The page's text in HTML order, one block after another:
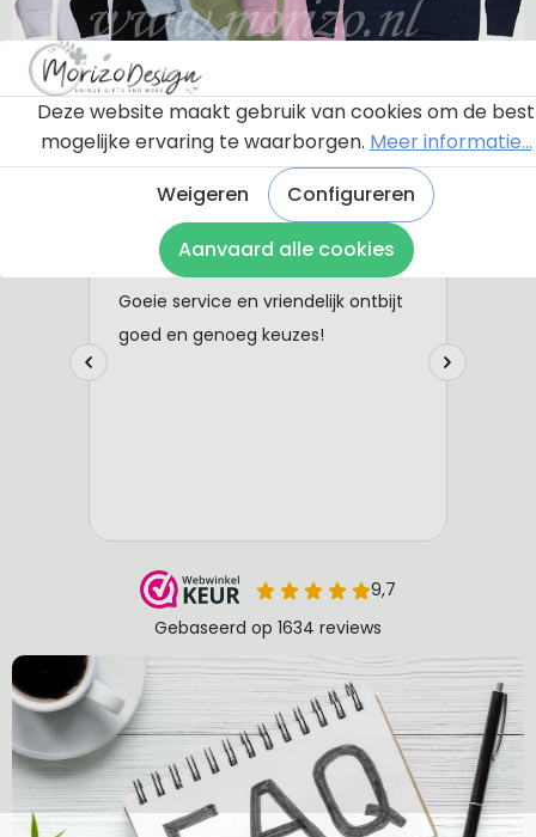
Deze website maakt gebruik van cookies om de best
mogelijke ervaring te waarborgen. Meer informatie...
Weigeren
Configureren
Aanvaard alle cookies